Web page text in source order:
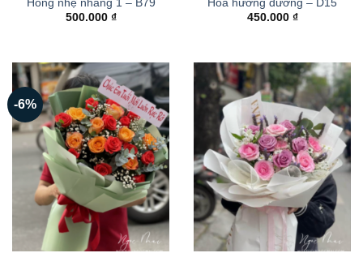
Hồng nhẹ nhàng 1 – B79
500.000 ₫
Hoa hướng dương – D15
450.000 ₫
-6%